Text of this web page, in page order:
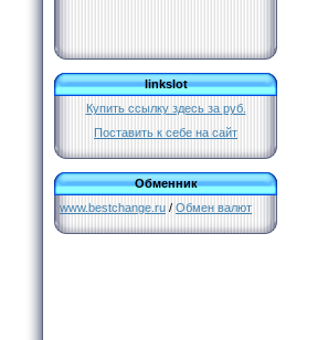
linkslot
Купить ссылку здесь за руб.
Поставить к себе на сайт
Обменник
www.bestchange.ru / Обмен валют